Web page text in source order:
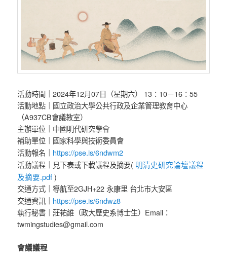
活動時間｜2024年12月07日（星期六） 13：10－16：55
活動地點｜國立政治大學公共行政及企業管理教育中心
（A937CB會議教室）
主辦單位｜中國明代研究學會
補助單位｜國家科學與技術委員會
活動報名｜ https://pse.is/6ndwm2
活動議程｜見下表或下載議程及摘要( 明清史研究論壇議程
及摘要.pdf )
交通方式｜導航至2GJH+22 永康里 台北市大安區
交通資訊｜ https://pse.is/6ndwz8
執行秘書｜莊祐維（政大歷史系博士生）Email：
twmingstudies@gmail.com
會議議程